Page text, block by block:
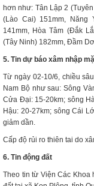
hơn như: Tân Lập 2
(Lào Cai) 151mm, Năng
141mm, Hòa Tâm (Đắk
(Tây Ninh) 182mm, Đầm
5. Tin dự báo xâm nhập
Từ ngày 02-10/6, chiều
Nam Bộ như sau: Sông
Cửa Đại: 15-20km; sông
Hậu: 20-27km; sông Cái
giảm dần.
Cấp độ rủi ro thiên tai do
6. Tin động đất
Theo tin từ Viện Các Khoa